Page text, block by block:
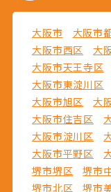
大阪市 大阪市
大阪市西区
大
大阪市天王寺区
大阪市東淀川区
大阪市旭区
大
大阪市住吉区
大阪市淀川区
大阪市平野区
堺市堺区
堺市
堺市北区
堺市